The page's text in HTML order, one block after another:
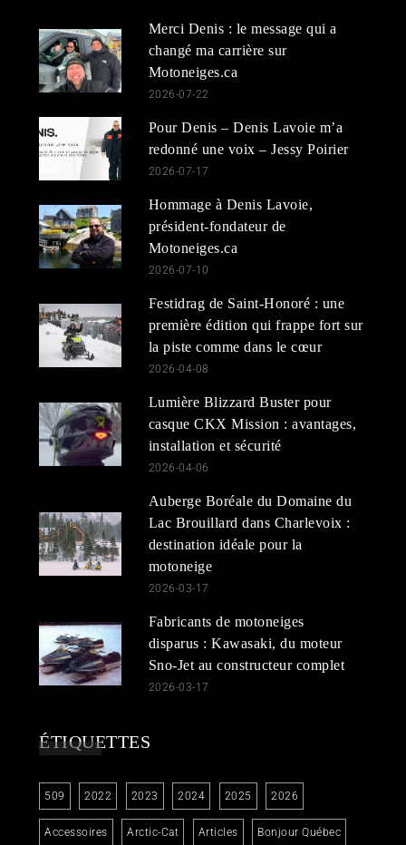
Merci Denis : le message qui a
changé ma carrière sur
Motoneiges.ca
2026-07-22
Pour Denis – Denis Lavoie m’a
redonné une voix – Jessy Poirier
2026-07-17
Hommage à Denis Lavoie,
président-fondateur de
Motoneiges.ca
2026-07-10
Festidrag de Saint-Honoré : une
première édition qui frappe fort sur
la piste comme dans le cœur
2026-04-08
Lumière Blizzard Buster pour
casque CKX Mission : avantages,
installation et sécurité
2026-04-06
Auberge Boréale du Domaine du
Lac Brouillard dans Charlevoix :
destination idéale pour la
motoneige
2026-03-17
Fabricants de motoneiges
disparus : Kawasaki, du moteur
Sno-Jet au constructeur complet
2026-03-17
ÉTIQUETTES
509 2022 2023 2024 2025 2026
Accessoires Arctic-Cat Articles Bonjour Québec